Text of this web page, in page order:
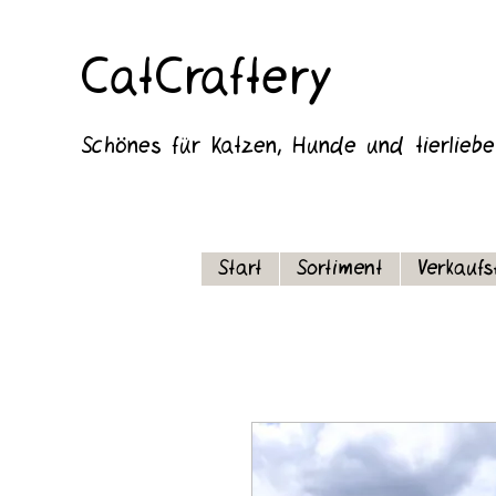
CatCraftery
Schönes für Katzen, Hunde und tierliebe
Start Sortiment